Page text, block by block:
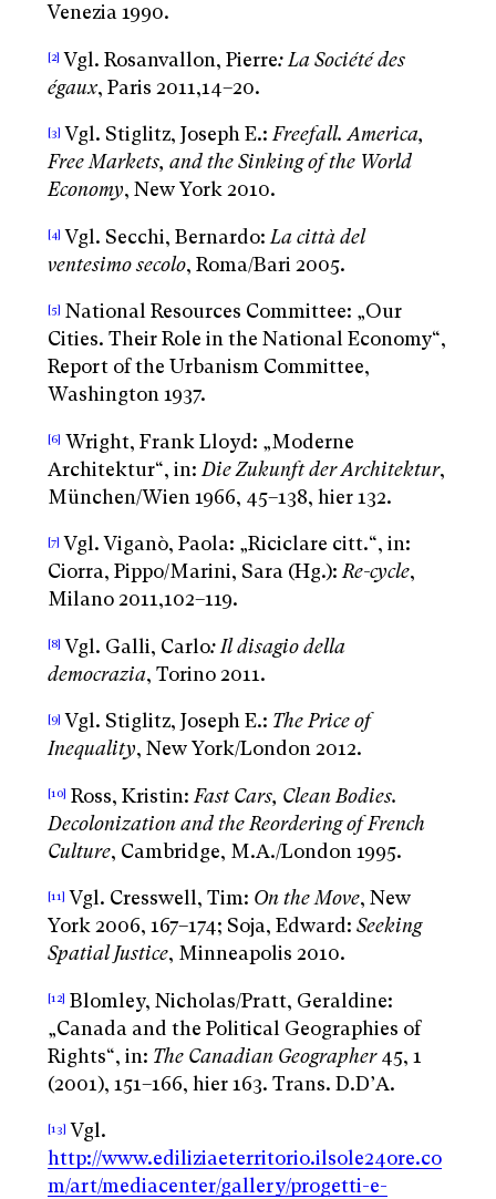
Venezia 1990.
[2] Vgl. Rosanvallon, Pierre: La Société des
égaux, Paris 2011,14–20.
[3] Vgl. Stiglitz, Joseph E.:Freefall.America,
Free Markets, and the Sinking of the World
Economy, New York 2010.
[4] Vgl. Secchi, Bernardo: La città del
ventesimo secolo, Roma/Bari 2005.
[5] National Resources Committee: „Our
Cities. Their Role in the National Economy“,
Report of the Urbanism Committee,
Washington 1937.
[6] Wright, Frank Lloyd: „Moderne
Architektur“, in: Die Zukunft der Architektur,
München/Wien 1966, 45–138, hier 132.
[7] Vgl. Viganò, Paola: „Riciclare citt.“, in:
Ciorra, Pippo/Marini, Sara (Hg.):Re-cycle,
Milano 2011,102–119.
[8] Vgl. Galli, Carlo: Il disagio della
democrazia, Torino 2011.
[9] Vgl. Stiglitz, Joseph E.: The Price of
Inequality, New York/London 2012.
[10] Ross, Kristin: Fast Cars, Clean Bodies.
Decolonization and the Reordering of French
Culture, Cambridge, M.A./London 1995.
[11] Vgl. Cresswell, Tim: On the Move, New
York 2006, 167–174; Soja, Edward: Seeking
Spatial Justice, Minneapolis 2010.
[12] Blomley, Nicholas/Pratt, Geraldine:
„Canada and the Political Geographies of
Rights“, in: The Canadian Geographer45, 1
(2001), 151–166, hier 163. Trans. D.D’A.
[13] Vgl.
http://www.ediliziaeterritorio.ilsole24ore.co
m/art/mediacenter/gallery/progetti-e-